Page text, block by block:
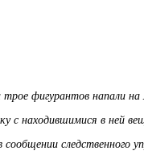
фигурантов напали
с находившимися в ней
сообщении следственного